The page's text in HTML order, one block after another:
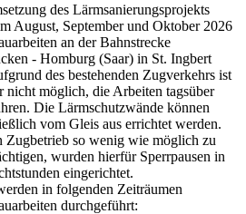
des Lärmsanierungsprojekts
August, September und Oktober 2026
an der Bahnstrecke
- Homburg (Saar) in St. Ingbert
des bestehenden Zugverkehrs ist
nicht möglich, die Arbeiten tagsüber
Die Lärmschutzwände können
vom Gleis aus errichtet werden.
Zugbetrieb so wenig wie möglich zu
wurden hierfür Sperrpausen in
eingerichtet.
in folgenden Zeiträumen
durchgeführt: